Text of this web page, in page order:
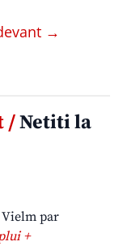
→
/Netiti la
par
+